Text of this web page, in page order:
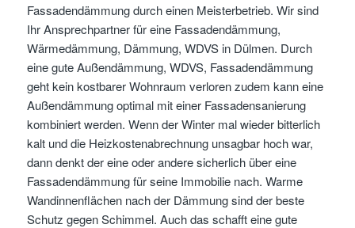
Fassadendämmung durch einen Meisterbetrieb. Wir sind
Ihr Ansprechpartner für eine Fassadendämmung,
Wärmedämmung, Dämmung, WDVS in Dülmen. Durch
eine gute Außendämmung, WDVS, Fassadendämmung
geht kein kostbarer Wohnraum verloren zudem kann eine
Außendämmung optimal mit einer Fassadensanierung
kombiniert werden. Wenn der Winter mal wieder bitterlich
kalt und die Heizkostenabrechnung unsagbar hoch war,
dann denkt der eine oder andere sicherlich über eine
Fassadendämmung für seine Immobilie nach. Warme
Wandinnenflächen nach der Dämmung sind der beste
Schutz gegen Schimmel. Auch das schafft eine gute